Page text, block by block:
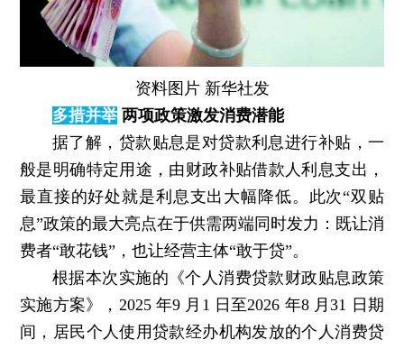
资料图片 新华社发
多措并举 两项政策激发消费潜能
据了解，贷款贴息是对贷款利息进行补贴，一
般是明确特定用途，由财政补贴借款人利息支出，
最直接的好处就是利息支出大幅降低。此次“双贴
息”政策的最大亮点在于供需两端同时发力：既让消
费者“敢花钱”，也让经营主体“敢于贷”。
根据本次实施的《个人消费贷款财政贴息政策
实施方案》，2025 年9 月1 日至2026 年8 月31 日期
间，居民个人使用贷款经办机构发放的个人消费贷